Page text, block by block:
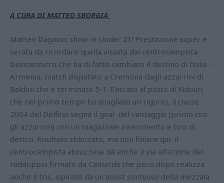
A CURA DI MATTEO SBORGIA
Matteo Dagasso show in Under 21! Prestazione super e
serata da ricordare quella vissuta dal centrocampista
biancazzurro che ha di fatto cambiato il destino di Italia -
Armenia, match disputato a Cremona dagli azzurrini di
Baldini che è terminato 5-1. Entrato al posto di Ndour(
che nel primo tempo ha sbagliato un rigore), il classe
2004 del Delfino segna il goal del vantaggio (primo con
gli azzurrini) con un magistrale inserimento e tiro di
destro. Risultato sbloccato, ma non finisce qui: il
centrocampista abruzzese dà anche il via all'azione del
raddoppio firmato da Camarda che poco dopo realizza
anche il tris, ispirato da un assist sontuoso della mezzala